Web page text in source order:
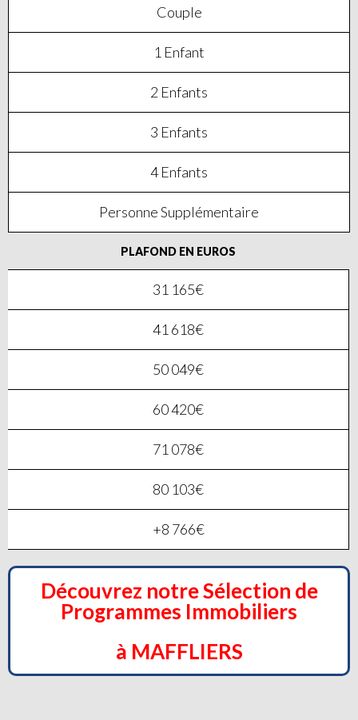
Couple
1 Enfant
2 Enfants
3 Enfants
4 Enfants
Personne Supplémentaire
PLAFOND EN EUROS
31 165€
41 618€
50 049€
60 420€
71 078€
80 103€
+8 766€
Découvrez notre Sélection de
Programmes Immobiliers
à MAFFLIERS